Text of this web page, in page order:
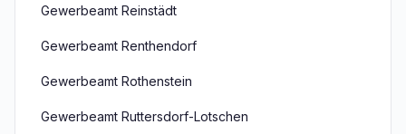
Gewerbeamt Reinstädt
Gewerbeamt Renthendorf
Gewerbeamt Rothenstein
Gewerbeamt Ruttersdorf-Lotschen